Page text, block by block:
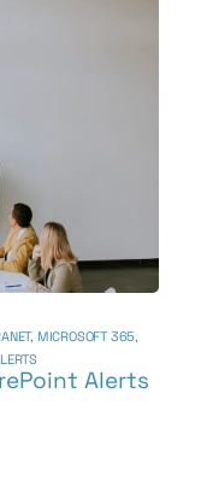
, MICROSOFT 365,
Alerts